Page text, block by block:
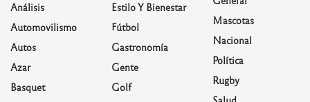
Análisis
Automovilismo
Autos
Azar
Basquet
Estilo Y Bienestar
Fútbol
Gastronomía
Gente
Golf
Mascotas
Nacional
Política
Rugby